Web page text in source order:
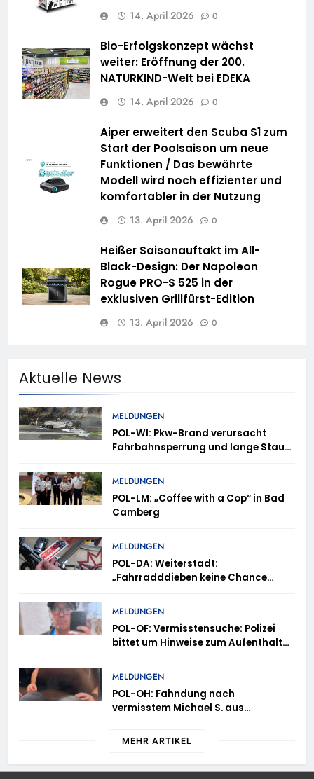
14. April 2026 0
Bio-Erfolgskonzept wächst
weiter: Eröffnung der 200.
NATURKIND-Welt bei EDEKA
14. April 2026 0
Aiper erweitert den Scuba S1 zum
Start der Poolsaison um neue
Funktionen / Das bewährte
Modell wird noch effizienter und
komfortabler in der Nutzung
13. April 2026 0
Heißer Saisonauftakt im All-
Black-Design: Der Napoleon
Rogue PRO-S 525 in der
exklusiven Grillfürst-Edition
13. April 2026 0
Aktuelle News
MELDUNGEN
POL-WI: Pkw-Brand verursacht
Fahrbahnsperrung und lange Staus
MELDUNGEN
POL-LM: „Coffee with a Cop“ in Bad
Camberg
MELDUNGEN
POL-DA: Weiterstadt:
„Fahrradddieben keine Chance
Anmeldung erforderlich
MELDUNGEN
POL-OF: Vermisstensuche: Polizei
bittet um Hinweise zum Aufenthalt
MELDUNGEN
POL-OH: Fahndung nach
vermisstem Michael S. aus
MEHR ARTIKEL